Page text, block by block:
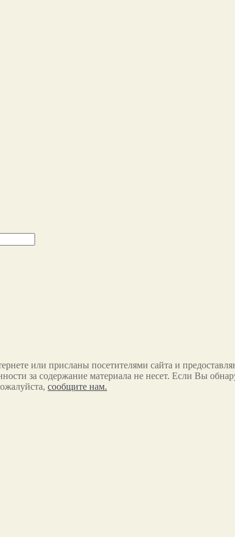
или присланы посетителями сайта и
за содержание материала не несет. Если Вы
сообщите нам.